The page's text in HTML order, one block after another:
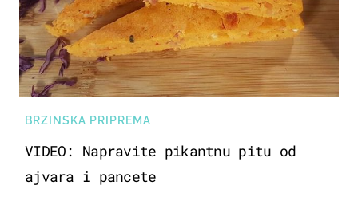
BRZINSKA PRIPREMA
VIDEO: Napravite pikantnu pitu od
ajvara i pancete